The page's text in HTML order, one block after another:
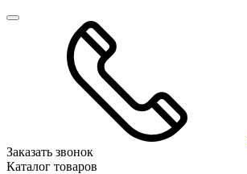
Заказать звонок
Каталог товаров